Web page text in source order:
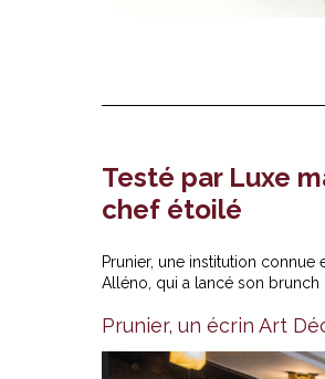
Testé par Luxe
chef étoilé
Prunier, une institution
Alléno, qui a lancé son
Prunier, un écrin Art